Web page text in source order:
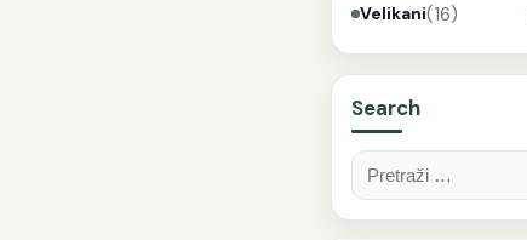
Velikani(16)
Search
Pretraga: